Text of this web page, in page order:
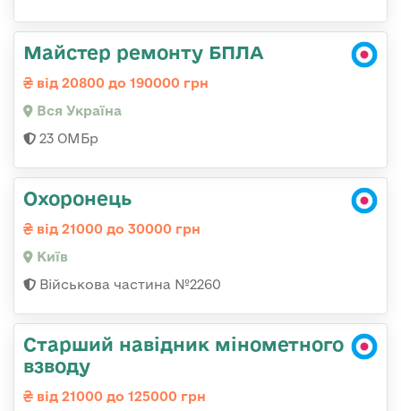
Майстер ремонту БПЛА
від 20800 до 190000 грн
Вся Україна
23 ОМБр
Охоронець
від 21000 до 30000 грн
Київ
Військова частина №2260
Старший навідник мінометного
взводу
від 21000 до 125000 грн